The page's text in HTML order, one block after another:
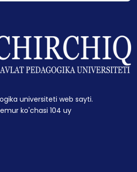
universiteti web sayti.
ko'chasi 104 uy